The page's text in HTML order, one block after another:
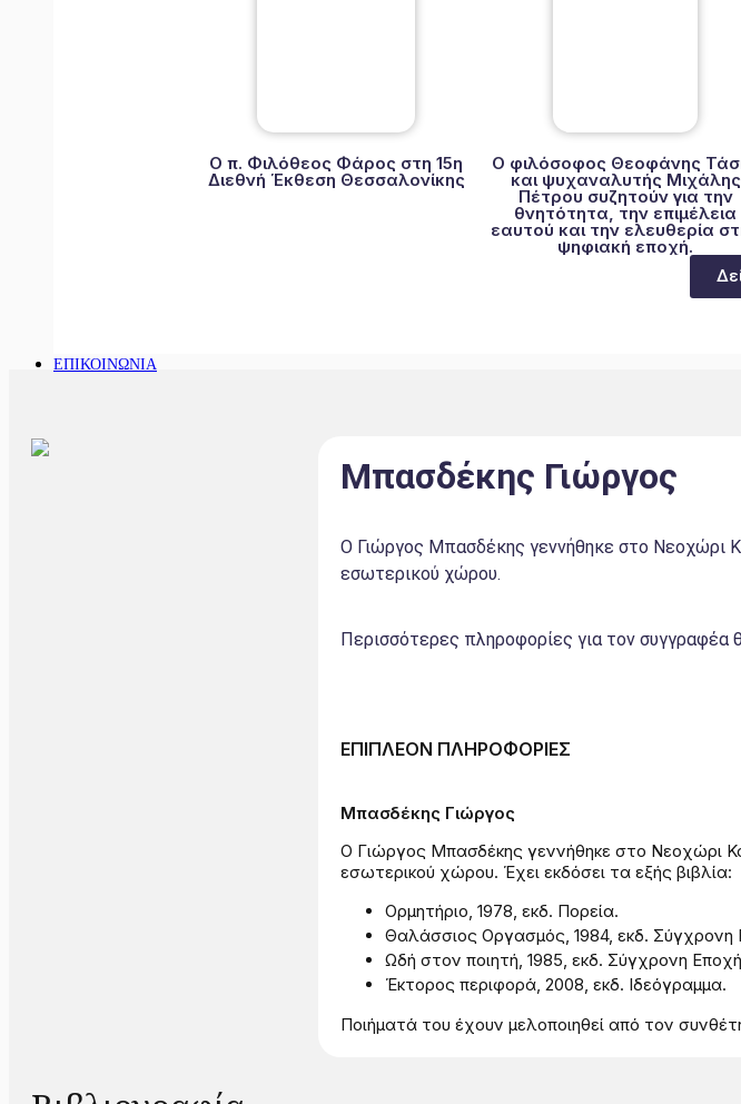
Ο π. Φιλόθεος Φάρος στη 15η
Διεθνή Έκθεση Θεσσαλονίκης
Ο φιλόσοφος Θεοφάνης
και ψυχαναλυτής Μιχάλης
Πέτρου συζητούν για την
θνητότητα, την επιμέλεια
εαυτού και την ελευθερία
ψηφιακή εποχή.
ΕΠΙΚΟΙΝΩΝΙΑ
Μπασδέκης Γιώργος
Ο Γιώργος Μπασδέκης γεννήθηκε στο Νεοχώρι
εσωτερικού χώρου.
Περισσότερες πληροφορίες για τον συγγραφέα
ΕΠΙΠΛΕΟΝ ΠΛΗΡΟΦΟΡΙΕΣ
Μπασδέκης Γιώργος
Ο Γιώργος Μπασδέκης γεννήθηκε στο Νεοχώρι
εσωτερικού χώρου. Έχει εκδόσει τα εξής βιβλία:
Ορμητήριο, 1978, εκδ. Πορεία.
Θαλάσσιος Οργασμός, 1984, εκδ. Σύγχρονη
Ωδή στον ποιητή, 1985, εκδ. Σύγχρονη
Έκτορος περιφορά, 2008, εκδ. Ιδεόγραμμα.
Ποιήματά του έχουν μελοποιηθεί από τον